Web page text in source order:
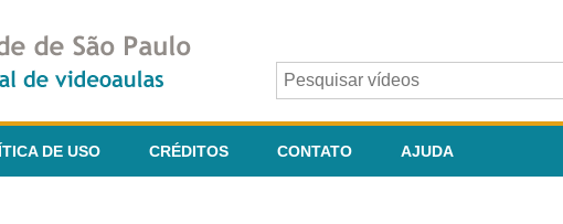
DE USO CRÉDITOS CONTATO AJUDA